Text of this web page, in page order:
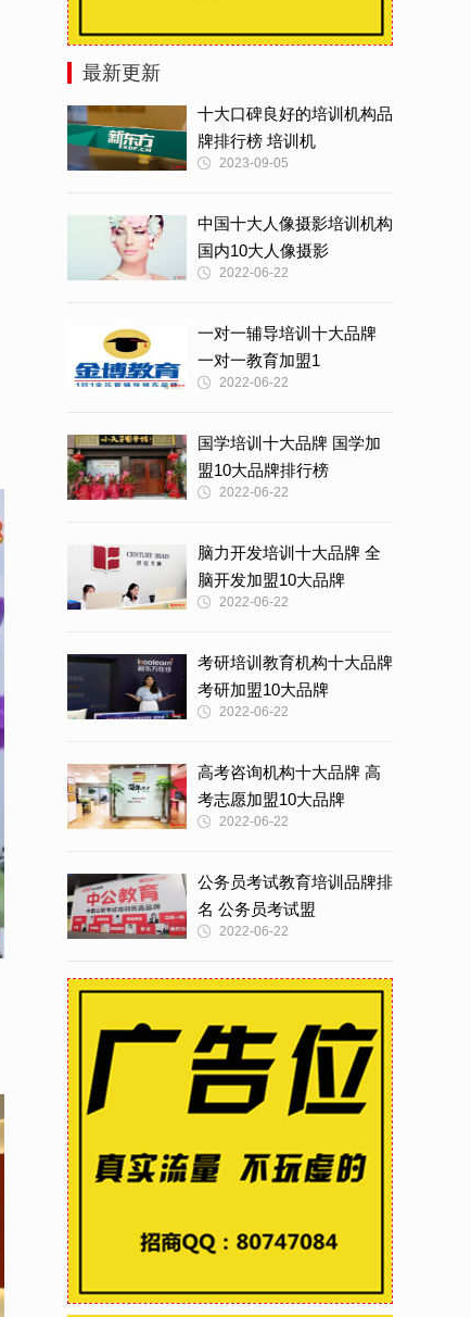
最新更新
十大口碑良好的培训机构品
牌排行榜 培训机
2023-09-05
中国十大人像摄影培训机构
国内10大人像摄影
2022-06-22
一对一辅导培训十大品牌
一对一教育加盟1
2022-06-22
国学培训十大品牌 国学加
盟10大品牌排行榜
2022-06-22
脑力开发培训十大品牌 全
脑开发加盟10大品牌
2022-06-22
考研培训教育机构十大品牌
考研加盟10大品牌
2022-06-22
高考咨询机构十大品牌 高
考志愿加盟10大品牌
2022-06-22
公务员考试教育培训品牌排
名 公务员考试盟
2022-06-22